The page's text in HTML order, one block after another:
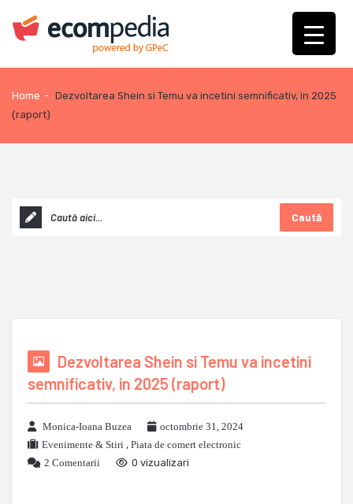
Home - Dezvoltarea Shein si Temu va incetini semnificativ, in 2025
(raport)
Caută
Dezvoltarea Shein si Temu va incetini
semnificativ, in 2025 (raport)
Monica-Ioana Buzea
octombrie 31, 2024
Evenimente & Stiri , Piata de comert electronic
2 Comentarii
0 vizualizari